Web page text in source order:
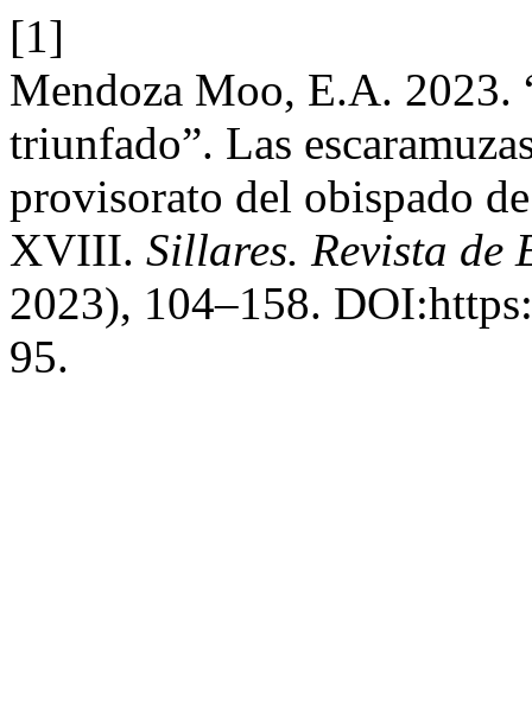
[1]
Mendoza Moo, E.A. 2023.
triunfado”. Las
provisorato del obispado
XVIII. Sillares. Revista de
2023), 104–158.
95.